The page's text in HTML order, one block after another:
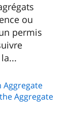
ou
permis
Aggregate